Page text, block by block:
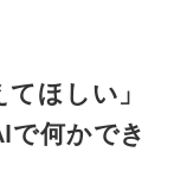
ほしい」
で何かでき